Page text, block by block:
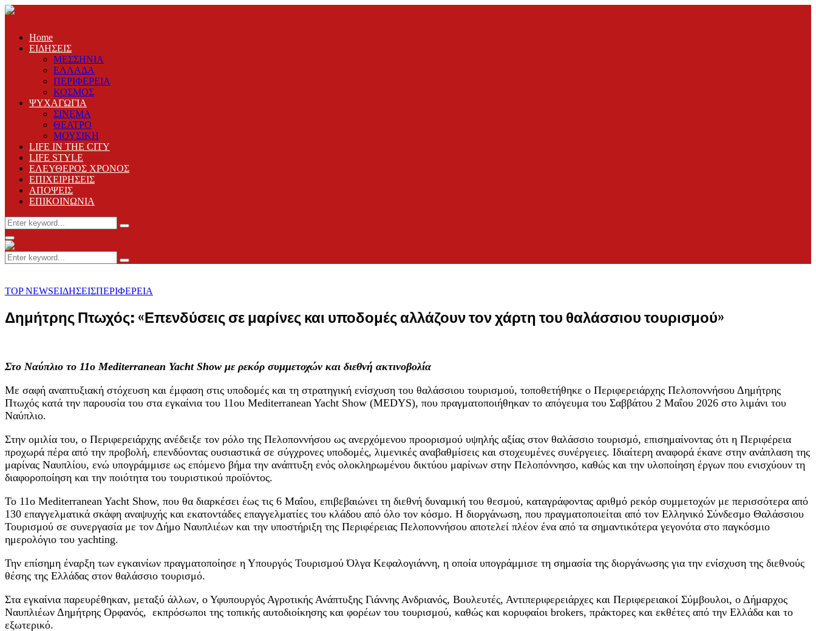
Home
ΕΙΔΗΣΕΙΣ
ΜΕΣΣΗΝΙΑ
ΕΛΛΑΔΑ
ΠΕΡΙΦΕΡΕΙΑ
ΚΟΣΜΟΣ
ΨΥΧΑΓΩΓΙΑ
ΣΙΝΕΜΑ
ΘΕΑΤΡΟ
ΜΟΥΣΙΚΗ
LIFE IN THE CITY
LIFE STYLE
ΕΛΕΥΘΕΡΟΣ ΧΡΟΝΟΣ
ΕΠΙΧΕΙΡΗΣΕΙΣ
ΑΠΟΨΕΙΣ
ΕΠΙΚΟΙΝΩΝΙΑ
Search
for:
Search
Primary
Menu
Search
for:
Search
TOP NEWSΕΙΔΗΣΕΙΣΠΕΡΙΦΕΡΕΙΑ
Δημήτρης Πτωχός: «Επενδύσεις σε μαρίνες και υποδομές αλλάζουν τον χάρτη του θαλάσσιου τουρισμού»
Στο Ναύπλιο το 11ο Mediterranean Yacht Show με ρεκόρ συμμετοχών και διεθνή ακτινοβολία
Με σαφή αναπτυξιακή στόχευση και έμφαση στις υποδομές και τη στρατηγική ενίσχυση του θαλάσσιου τουρισμού, τοποθετήθηκε ο Περιφερειάρχης Πελοποννήσου Δημήτρης
Πτωχός κατά την παρουσία του στα εγκαίνια του 11ου Mediterranean Yacht Show (MEDYS), που πραγματοποιήθηκαν το απόγευμα του Σαββάτου 2 Μαΐου 2026 στο λιμάνι του
Ναύπλιο.
Στην ομιλία του, ο Περιφερειάρχης ανέδειξε τον ρόλο της Πελοποννήσου ως ανερχόμενου προορισμού υψηλής αξίας στον θαλάσσιο τουρισμό, επισημαίνοντας ότι η Περιφέρεια
προχωρά πέρα από την προβολή, επενδύοντας ουσιαστικά σε σύγχρονες υποδομές, λιμενικές αναβαθμίσεις και στοχευμένες συνέργειες. Ιδιαίτερη αναφορά έκανε στην ανάπλαση της
μαρίνας Ναυπλίου, ενώ υπογράμμισε ως επόμενο βήμα την ανάπτυξη ενός ολοκληρωμένου δικτύου μαρίνων στην Πελοπόννησο, καθώς και την υλοποίηση έργων που ενισχύουν τη
διαφοροποίηση και την ποιότητα του τουριστικού προϊόντος.
Το 11ο Mediterranean Yacht Show, που θα διαρκέσει έως τις 6 Μαΐου, επιβεβαιώνει τη διεθνή δυναμική του θεσμού, καταγράφοντας αριθμό ρεκόρ συμμετοχών με περισσότερα από
130 επαγγελματικά σκάφη αναψυχής και εκατοντάδες επαγγελματίες του κλάδου από όλο τον κόσμο. Η διοργάνωση, που πραγματοποιείται από τον Ελληνικό Σύνδεσμο Θαλάσσιου
Τουρισμού σε συνεργασία με τον Δήμο Ναυπλιέων και την υποστήριξη της Περιφέρειας Πελοποννήσου αποτελεί πλέον ένα από τα σημαντικότερα γεγονότα στο παγκόσμιο
ημερολόγιο του yachting.
Την επίσημη έναρξη των εγκαινίων πραγματοποίησε η Υπουργός Τουρισμού Όλγα Κεφαλογιάννη, η οποία υπογράμμισε τη σημασία της διοργάνωσης για την ενίσχυση της διεθνούς
θέσης της Ελλάδας στον θαλάσσιο τουρισμό.
Στα εγκαίνια παρευρέθηκαν, μεταξύ άλλων, ο Υφυπουργός Αγροτικής Ανάπτυξης Γιάννης Ανδριανός, Βουλευτές, Αντιπεριφερειάρχες και Περιφερειακοί Σύμβουλοι, ο Δήμαρχος
Ναυπλιέων Δημήτρης Ορφανός, εκπρόσωποι της τοπικής αυτοδιοίκησης και φορέων του τουρισμού, καθώς και κορυφαίοι brokers, πράκτορες και εκθέτες από την Ελλάδα και το
εξωτερικό.